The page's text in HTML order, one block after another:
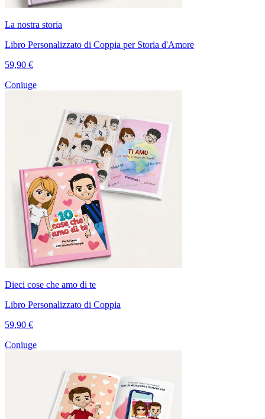
La nostra storia
Libro Personalizzato di Coppia per Storia d'Amore
59,90 €
Coniuge
Dieci cose che amo di te
Libro Personalizzato di Coppia
59,90 €
Coniuge